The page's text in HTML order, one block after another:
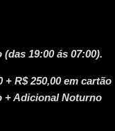
19:00 ás 07:00).
+ R$ 250,00 em cartão
+ Adicional Noturno